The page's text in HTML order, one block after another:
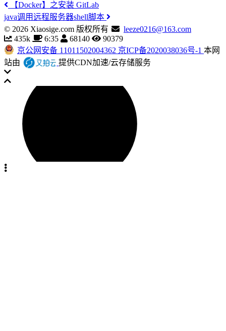
【Docker】之安装 GitLab
java调用远程服务器shell脚本
© 2026 Xiaosige.com 版权所有
leeze0216@163.com
435k
6:35 68140
90379
京公网安备 11011502004362 京ICP备2020038036号-1 本网
站由
提供CDN加速/云存储服务